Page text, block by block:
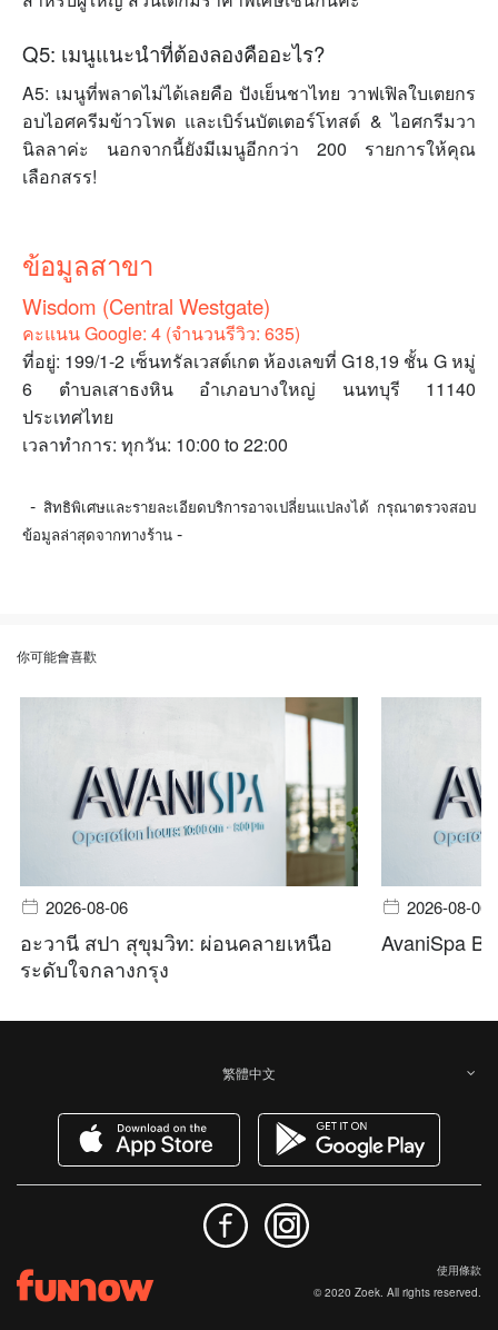
Q5: เมนูแนะนำที่ต้องลองคืออะไร?
A5: เมนูที่พลาดไม่ได้เลยคือ ปังเย็นชาไทย วาฟเฟิลใบเตยกร
อบไอศครีมข้าวโพด และเบิร์นบัตเตอร์โทสต์ & ไอศกรีมวา
นิลลาค่ะ นอกจากนี้ยังมีเมนูอีกกว่า 200 รายการให้คุณ
เลือกสรร!
ข้อมูลสาขา
Wisdom (Central Westgate)
คะแนน Google: 4 (จำนวนรีวิว: 635)
ที่อยู่: 199/1-2 เซ็นทรัลเวสต์เกต ห้องเลขที่ G18,19 ชั้น G หมู่
6 ตำบลเสาธงหิน อำเภอบางใหญ่ นนทบุรี 11140
ประเทศไทย
เวลาทำการ: ทุกวัน: 10:00 to 22:00
- สิทธิพิเศษและรายละเอียดบริการอาจเปลี่ยนแปลงได้ กรุณาตรวจสอบ
ข้อมูลล่าสุดจากทางร้าน -
你可能會喜歡
2026-08-06
อะวานี สปา สุขุมวิท: ผ่อนคลายเหนือ
ระดับใจกลางกรุง
2026-08-06
AvaniSpa
繁體中文
© 2020 Zoek. All rights reserved.
使用條款